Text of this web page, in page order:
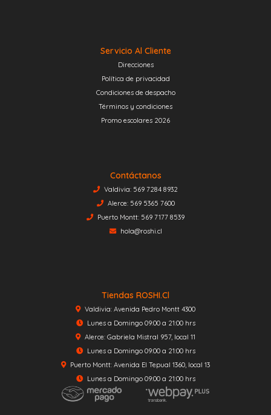
Servicio Al Cliente
Direcciones
Política de privacidad
Condiciones de despacho
Términos y condiciones
Promo escolares 2026
Contáctanos
Valdivia: 569 7284 8932
Alerce: 569 5365 7600
Puerto Montt: 569 7177 8539
hola@roshi.cl
Tiendas ROSHI.cl
Valdivia: Avenida Pedro Montt 4300
Lunes a Domingo 09:00 a 21:00 hrs
Alerce: Gabriela Mistral 957, local 11
Lunes a Domingo 09:00 a 21:00 hrs
Puerto Montt: Avenida El Tepual 1360, local 13
Lunes a Domingo 09:00 a 21:00 hrs